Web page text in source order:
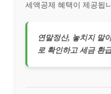
세액공제 혜택이 제공됩
연말정산, 놓치지 말
로 확인하고 세금 환